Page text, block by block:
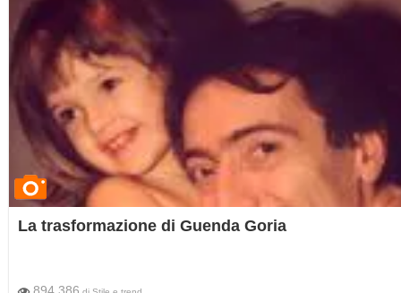
La trasformazione di Guenda Goria